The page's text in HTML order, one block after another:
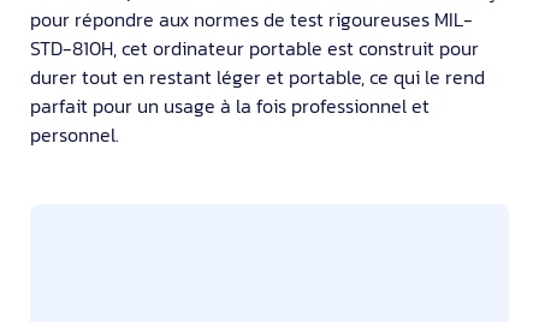
pour répondre aux normes de test rigoureuses MIL-
STD-810H, cet ordinateur portable est construit pour
durer tout en restant léger et portable, ce qui le rend
parfait pour un usage à la fois professionnel et
personnel.